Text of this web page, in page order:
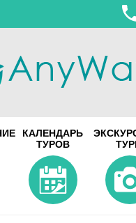
Беды, 45-547
на карте
Турагентство Coral
156/1 пом.37
4б пом.487
КАЛЕНДАРЬ
ТУРОВ